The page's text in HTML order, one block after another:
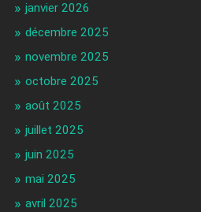
janvier 2026
décembre 2025
novembre 2025
octobre 2025
août 2025
juillet 2025
juin 2025
mai 2025
avril 2025